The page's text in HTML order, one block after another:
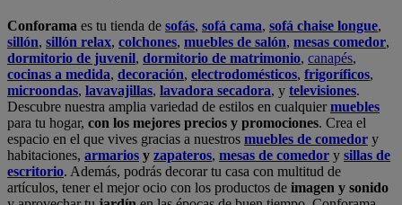
Conforama es tu tienda de sofás, sofá cama, sofá chaise longue,
sillón, sillón relax, colchones, muebles de salón, mesas comedor,
dormitorio de juvenil, dormitorio de matrimonio, canapés,
cocinas a medida, decoración, electrodomésticos, frigoríficos,
microondas, lavavajillas, lavadora secadora, y televisiones.
Descubre nuestra amplia variedad de estilos en cualquiermuebles
para tu hogar, con los mejores precios y promociones. Crea el
espacio en el que vives gracias a nuestros muebles de comedor y
habitaciones, armarios y zapateros, mesas de comedor y sillas de
escritorio. Además, podrás decorar tu casa con multitud de
artículos, tener el mejor ocio con los productos de imagen y sonido